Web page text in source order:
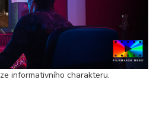
informativního charakteru.